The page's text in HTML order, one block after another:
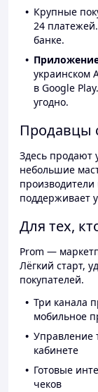
Крупные
24
банке.
украинском
в Google
угодно.
Продавцы
Здесь продают
небольшие
поддерживает
Для тех,
Prom —
Лёгкий старт,
покупателей.
Три канала
мобильное
Управление
кабинете
Готовые
чеков